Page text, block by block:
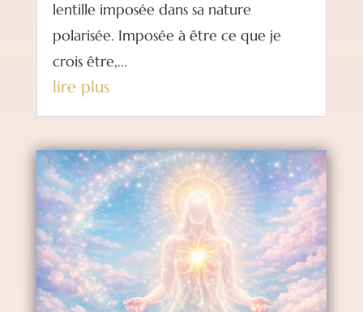
lentille imposée dans sa nature
polarisée. Imposée à être ce que je
crois être,...
lire plus